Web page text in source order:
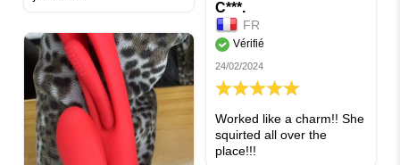
C***.
FR
Vérifié
24/02/2024
100%
Worked like a charm!! She
squirted all over the
place!!!